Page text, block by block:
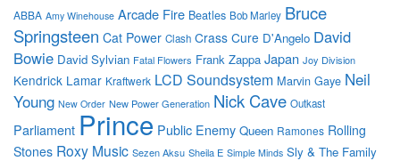
ABBA Amy Winehouse Arcade Fire Beatles Bob Marley Bruce
Springsteen Cat Power Clash Crass Cure D'Angelo David
Bowie David Sylvian Fatal Flowers Frank Zappa Japan Joy Division
Kendrick Lamar Kraftwerk LCD Soundsystem Marvin Gaye Neil
Young New Order New Power Generation Nick Cave Outkast
Parliament Prince Public Enemy Queen Ramones Rolling
Stones Roxy Music Sezen Aksu Sheila E Simple Minds Sly & The Family